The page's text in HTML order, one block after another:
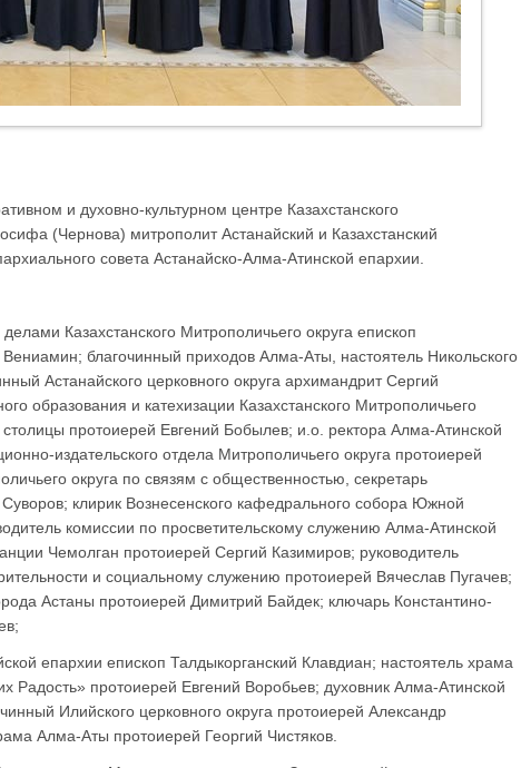
и духовно-культурном центре Казахстанского
(Чернова) митрополит Астанайский и Казахстанский
совета Астанайско-Алма-Атинской епархии.
Казахстанского Митрополичьего округа епископ
благочинный приходов Алма-Аты, настоятель Никольского
Астанайского церковного округа архимандрит Сергий
образования и катехизации Казахстанского Митрополичьего
протоиерей Евгений Бобылев; и.о. ректора Алма-Атинской
издательского отдела Митрополичьего округа протоиерей
округа по связям с общественностью, секретарь
клирик Вознесенского кафедрального собора Южной
комиссии по просветительскому служению Алма-Атинской
Чемолган протоиерей Сергий Казимиров; руководитель
и социальному служению протоиерей Вячеслав Пугачев;
Астаны протоиерей Димитрий Байдек; ключарь Константино-
епархии епископ Талдыкорганский Клавдиан; настоятель храма
Радость» протоиерей Евгений Воробьев; духовник Алма-Атинской
Илийского церковного округа протоиерей Александр
Алма-Аты протоиерей Георгий Чистяков.